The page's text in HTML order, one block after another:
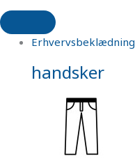
Erhvervsbeklædning
handsker